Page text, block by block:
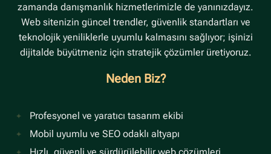
zamanda danışmanlık hizmetlerimizle de yanınızdayız.
Web sitenizin güncel trendler, güvenlik standartları ve
teknolojik yeniliklerle uyumlu kalmasını sağlıyor; işinizi
dijitalde büyütmeniz için stratejik çözümler üretiyoruz.
Neden Biz?
Profesyonel ve yaratıcı tasarım ekibi
Mobil uyumlu ve SEO odaklı altyapı